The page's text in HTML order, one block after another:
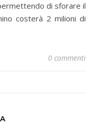
di sforare il
costerà 2 milioni di
0 commenti